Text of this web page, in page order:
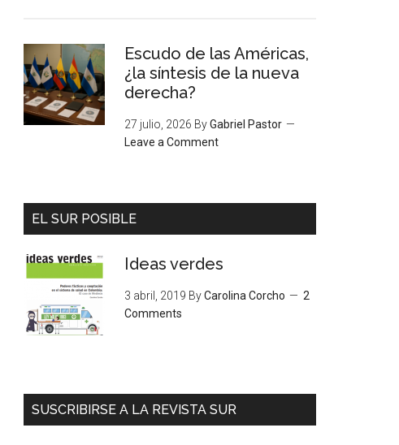
Escudo de las Américas,
¿la síntesis de la nueva
derecha?
27 julio, 2026 ByGabriel Pastor
Leave a Comment
EL SUR POSIBLE
Ideas verdes
3 abril, 2019 ByCarolina Corcho
2
Comments
SUSCRIBIRSE A LA REVISTA SUR